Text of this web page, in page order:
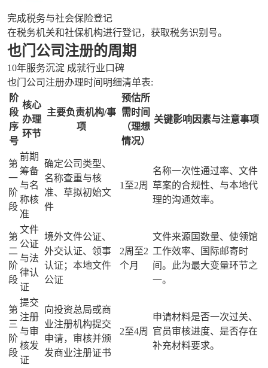
完成税务与社会保险登记
在税务机关和社保机构进行登记，获取税务识别号。
也门公司注册的周期
10年服务沉淀 成就行业口碑
也门公司注册办理时间明细清单表:
阶
段
序
号
核心
办理
环节
主要负责机构/事
项
预估所
需时间
（理想
情况）
关键影响因素与注意事项
第
一
阶
段
前期
筹备
与名
称核
准
确定公司类型、
名称查重与核
准、草拟初始文
件
1至2周
名称一次性通过率、文件
草案的合规性、与本地代
理的沟通效率。
第
二
阶
段
文件
公证
与法
律认
证
境外文件公证、
外交认证、领事
认证；本地文件
公证
2周至2
个月
文件来源国数量、使领馆
工作效率、国际邮寄时
间。此为最大变量环节之
一。
第
三
阶
段
提交
注册
与审
核发
证
向投资总局或商
业注册机构提交
申请，审核并颁
发商业注册证书
2至4周
申请材料是否一次过关、
官员审核进度、是否存在
补充材料要求。